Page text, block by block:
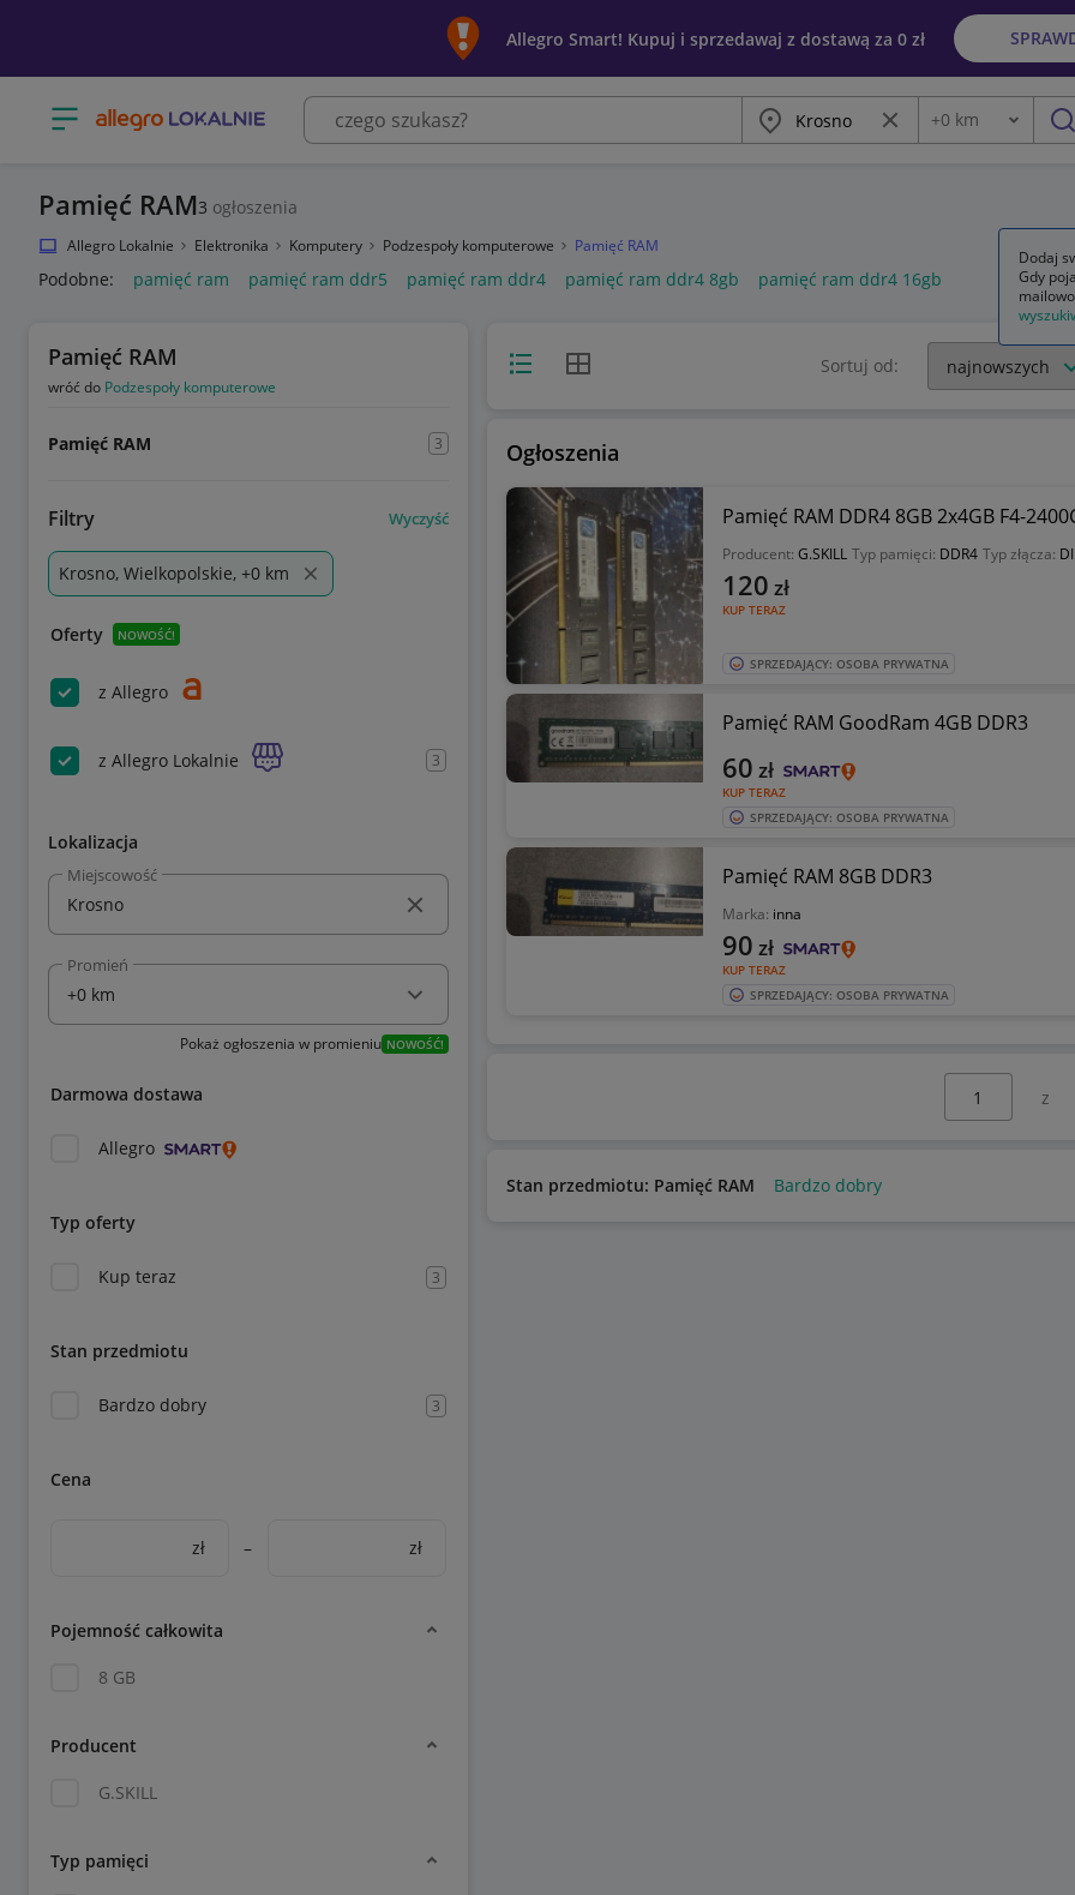
Allegro Smart! Kupuj i sprzedawaj z dostawą za 0 zł
Otwórz menu z kategoriami Miasto Wyczyść frazę
Odległość
+0 km
Pamięć RAM3 ogłoszenia
Allegro Lokalnie Elektronika Komputery Podzespoły komputerowe Pamięć RAM
Podobne: pamięć ram pamięć ram ddr5 pamięć ram ddr4 pamięć ram ddr4 8gb pamięć ram ddr4 16gb
Pamięć RAM
wróć do Podzespoły komputerowe
Pamięć RAM 3
Filtry Wyczyść
Krosno, Wielkopolskie, +0 km
Oferty NOWOŚĆ!
z Allegro
z Allegro Lokalnie 3
Lokalizacja
Miejscowość
Promień
Pokaż ogłoszenia w promieniu NOWOŚĆ!
Darmowa dostawa
Allegro
Typ oferty
Kup teraz 3
Stan przedmiotu
Bardzo dobry 3
Cena
zł – zł
Pojemność całkowita
8 GB
Producent
G.SKILL
Typ pamięci
Widok listyWidok siatki Sortuj od:
Ogłoszenia
Pamięć RAM DDR4 8GB 2x4GB F4-
Producent: G.SKILL Typ pamięci: DDR4 Typ złącza:
KUP TERAZ
120 zł
SPRZEDAJĄCY: OSOBA PRYWATNA
Pamięć RAM GoodRam 4GB DDR3
KUP TERAZ
60 zł
SPRZEDAJĄCY: OSOBA PRYWATNA
Pamięć RAM 8GB DDR3
Marka: inna
KUP TERAZ
90 zł
SPRZEDAJĄCY: OSOBA PRYWATNA
z
Stan przedmiotu: Pamięć RAM Bardzo dobry
Dodaj
Gdy